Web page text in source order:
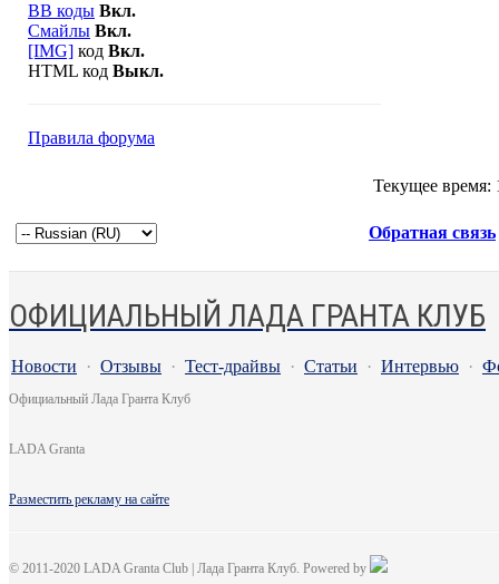
BB коды Вкл.
Смайлы Вкл.
[IMG] код Вкл.
HTML код Выкл.
Правила форума
Текущее время:
Обратная связь
ОФИЦИАЛЬНЫЙ ЛАДА ГРАНТА КЛУБ
Новости · Отзывы · Тест-драйвы · Статьи · Интервью ·
Официальный Лада Гранта Клуб
LADA Granta
Разместить рекламу на сайте
© 2011-2020 LADA Granta Club | Лада Гранта Клуб. Powered by